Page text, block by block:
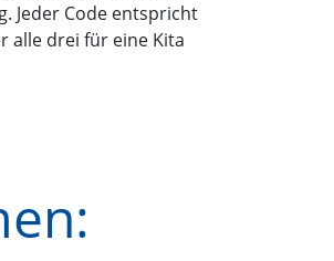
Jeder Code entspricht
alle drei für eine Kita